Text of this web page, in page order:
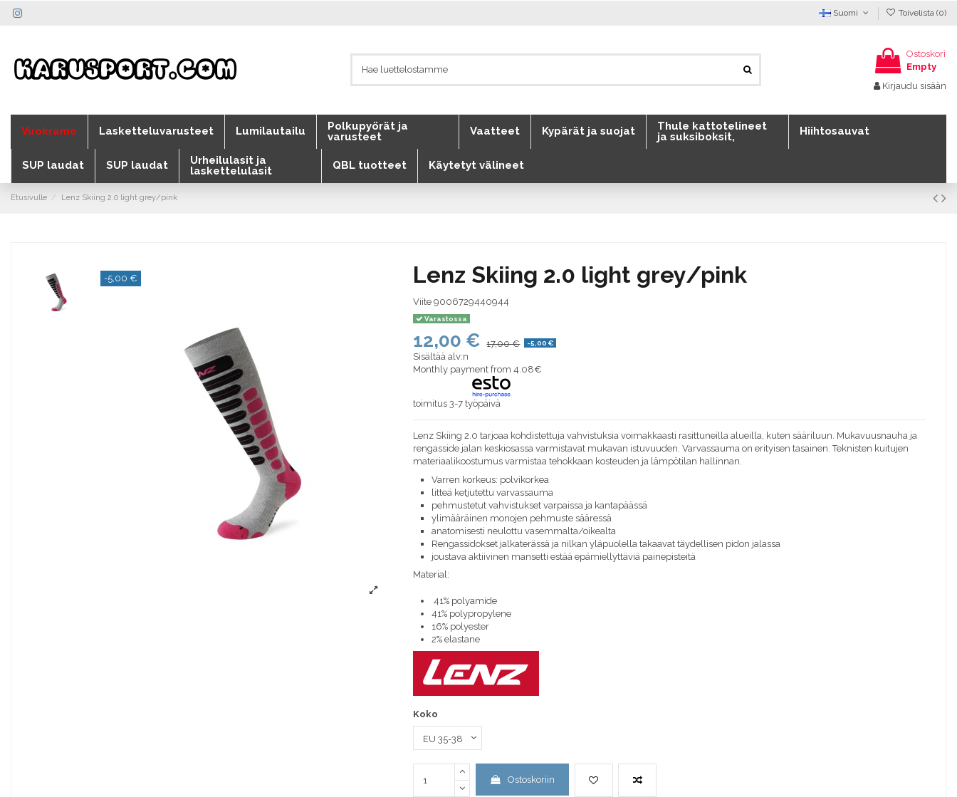
Suomi Toivelista (0)
Ostoskori
Empty
Kirjaudu sisään
Vuokramo Lasketteluvarusteet Lumilautailu
Polkupyörät ja
varusteet
Vaatteet Kypärät ja suojat
Thule kattotelineet
ja suksiboksit,
Hiihtosauvat
SUP laudat SUP laudat
Urheilulasit ja
laskettelulasit
QBL tuotteet Käytetyt välineet
Etusivulle Lenz Skiing 2.0 light grey/pink
-5,00 € Lenz Skiing 2.0 light grey/pink
Viite 9006729440944
Varastossa
12,00 € 17,00 € -5,00 €
Sisältää alv:n
Monthly payment from 4.08€
toimitus 3-7 työpäivä
Lenz Skiing 2.0 tarjoaa kohdistettuja vahvistuksia voimakkaasti rasittuneilla alueilla, kuten sääriluun. Mukavuusnauha ja
rengasside jalan keskiosassa varmistavat mukavan istuvuuden. Varvassauma on erityisen tasainen.Teknisten kuitujen
materiaalikoostumus varmistaa tehokkaan kosteuden ja lämpötilan hallinnan.
Varren korkeus: polvikorkea
litteä ketjutettu varvassauma
pehmustetut vahvistukset varpaissa ja kantapäässä
ylimääräinen monojen pehmuste sääressä
anatomisesti neulottu vasemmalta/oikealta
Rengassidokset jalkaterässä ja nilkan yläpuolella takaavat täydellisen pidon jalassa
joustava aktiivinen mansetti estää epämiellyttäviä painepisteitä
Material:
41% polyamide
41% polypropylene
16% polyester
2% elastane
Koko
Ostoskoriin